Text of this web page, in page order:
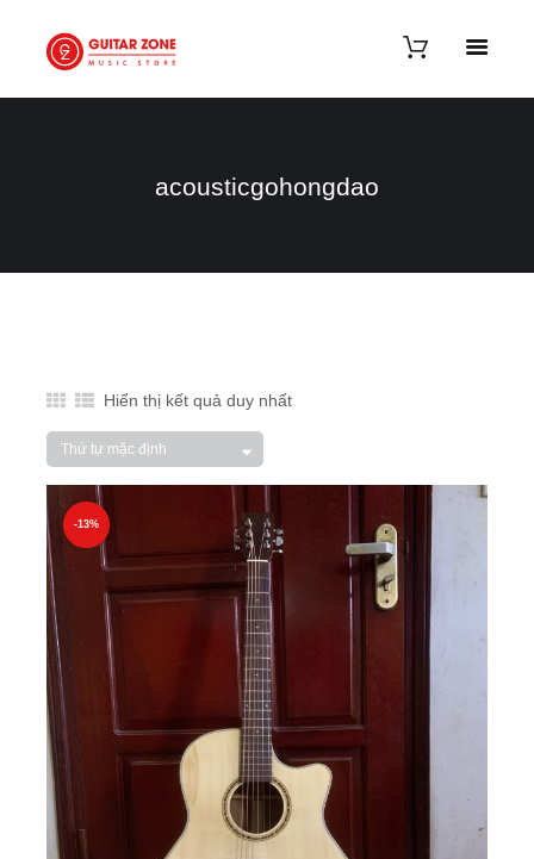
acousticgohongdao
Hiển thị kết quả duy nhất
-13%